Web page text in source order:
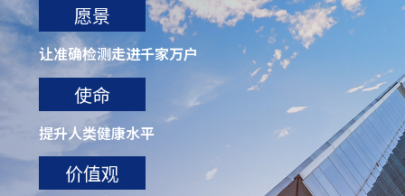
愿景
让准确检测走进千家万户
使命
提升人类健康水平
价值观